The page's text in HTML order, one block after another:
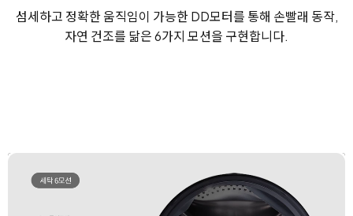
섬세하고 정확한 움직임이 가능한 DD모터를 통해 손빨래 동작,
자연 건조를 닮은 6가지 모션을 구현합니다.